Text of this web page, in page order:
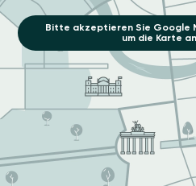
Bitte akzeptieren Sie Google
um die Karte